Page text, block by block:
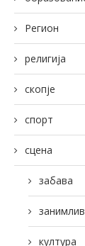
Регион
религија
скопје
спорт
сцена
забава
култура